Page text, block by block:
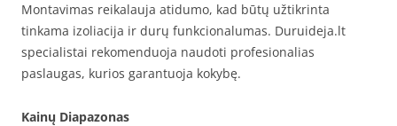
Montavimas reikalauja atidumo, kad būtų užtikrinta
tinkama izoliacija ir durų funkcionalumas. Duruideja.lt
specialistai rekomenduoja naudoti profesionalias
paslaugas, kurios garantuoja kokybę.
Kainų Diapazonas